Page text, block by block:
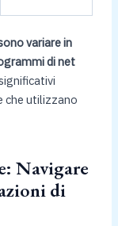
variare in
di net
che utilizzano
Navigare
di